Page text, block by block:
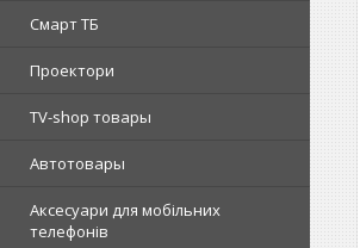
Смарт ТБ
Проектори
TV-shop товары
Автотовары
Аксесуари для мобільних
телефонів